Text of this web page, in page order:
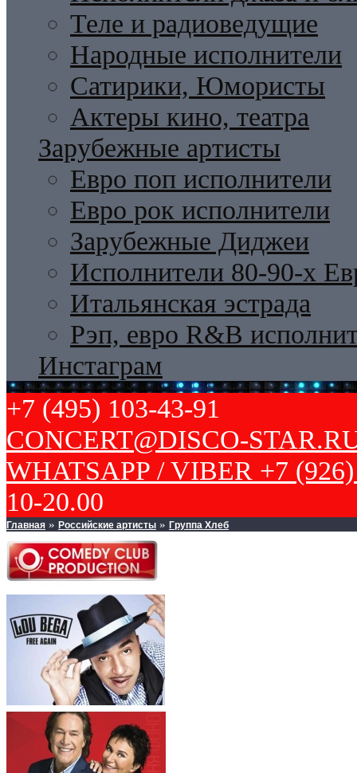
Теле и радиоведущие
Народные исполнители
Сатирики, Юмористы
Актеры кино, театра
Зарубежные артисты
Евро поп исполнители
Евро рок исполнители
Зарубежные Диджеи
Исполнители 80-90-х
Итальянская эстрада
Рэп, евро R&B
Инстаграм
+7 (495) 103-43-91
CONCERT@DISCO-
WHATSAPP / VIBER +7
10-20.00
Главная » Российские артисты » Группа Хлеб